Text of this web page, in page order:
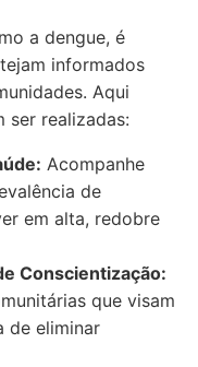
a dengue, é
informados
Aqui
ser realizadas:
Acompanhe
de
em alta, redobre
Conscientização:
que visam
de eliminar